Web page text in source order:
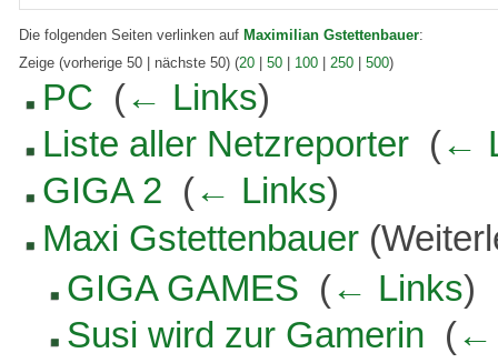
Die folgenden Seiten verlinken auf Maximilian Gstettenbauer:
Zeige (vorherige 50 | nächste 50) (20 50 100 250 500)
PC (← Links)
Liste aller Netzreporter (←
GIGA 2 (← Links)
Maxi Gstettenbauer
GIGA GAMES (← Links)
Susi wird zur Gamerin (←